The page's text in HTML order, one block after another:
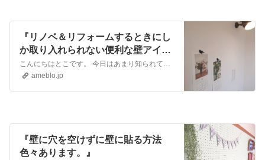
『リノベ＆リフォームするときにし
か取り入れられない便利な壁アイテ
ム』
こんにちはとこです。 今日はあまり知られていない壁の便利アイテムのご紹介♪ こちらの壁・・・・実はマグネットがくっつきます！ リビング脇にあるデスクコーナ…
ameblo.jp
『壁に穴を空けずに壁に貼る方法
色々あります。』